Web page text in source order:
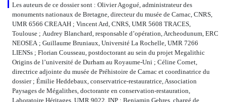
Les auteurs de ce dossier sont : Olivier Agogué, administrateur des
monuments nationaux de Bretagne, directeur du musée de Carnac, CNRS,
UMR 6566 CREAAH ; Vincent Ard, CNRS, UMR 5608 TRACES,
Toulouse ; Audrey Blanchard, responsable d’opération, Archeodunum, ERC
NEOSEA ; Guillaume Bruniaux, Université La Rochelle, UMR 7266
LIENSs ; Florian Cousseau, postdoctorant au sein du projet Megalithic
Origins de l’université de Durham au Royaume-Uni ; Céline Cornet,
directrice adjointe du musée de Préhistoire de Carnac et coordinatrice du
dossier ; Émilie Heddebaux, conservatrice-restauratrice, Association
Paysages de Mégalithes, doctorante en conservation-restauration,
Laboratoire Héritages, UMR 9022, INP ; Benjamin Gehres, chargé de